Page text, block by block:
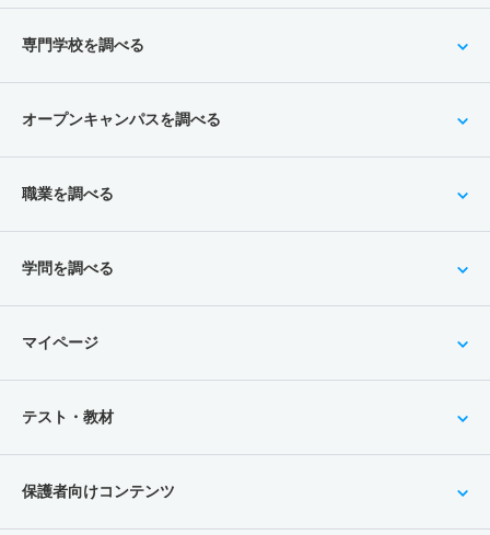
専門学校を調べる
オープンキャンパスを調べる
職業を調べる
学問を調べる
マイページ
テスト・教材
保護者向けコンテンツ